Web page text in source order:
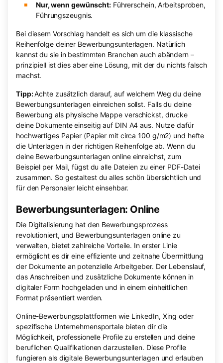
Nur, wenn gewünscht:Führerschein, Arbeitsproben,
Führungszeugnis.
Bei diesem Vorschlag handelt es sich um die klassische
Reihenfolge deiner Bewerbungsunterlagen. Natürlich
kannst du sie in bestimmten Branchen auch abändern –
prinzipiell ist dies aber eine Lösung, mit der du nichts falsch
machst.
Tipp:Achte zusätzlich darauf, auf welchem Weg du deine
Bewerbungsunterlagen einreichen sollst. Falls du deine
Bewerbung als physische Mappe verschickst, drucke
deine Dokumente einseitig auf DIN A4 aus. Nutze dafür
hochwertiges Papier (Papier mit circa 100 g/m2) und hefte
die Unterlagen in der richtigen Reihenfolge ab. Wenn du
deine Bewerbungsunterlagen online einreichst, zum
Beispiel per Mail, fügst du alle Dateien zu einer PDF-Datei
zusammen. So gestaltest du alles schön übersichtlich und
für den Personaler leicht einsehbar.
Bewerbungsunterlagen: Online
Die Digitalisierung hat den Bewerbungsprozess
revolutioniert, und Bewerbungsunterlagen online zu
verwalten, bietet zahlreiche Vorteile. In erster Linie
ermöglicht es dir eine effiziente und zeitnahe Übermittlung
der Dokumente an potenzielle Arbeitgeber. Der Lebenslauf,
das Anschreiben und zusätzliche Dokumente können in
digitaler Form hochgeladen und in einem einheitlichen
Format präsentiert werden.
Online-Bewerbungsplattformen wie LinkedIn, Xing oder
spezifische Unternehmensportale bieten dir die
Möglichkeit, professionelle Profile zu erstellen und deine
beruflichen Qualifikationen darzustellen. Diese Profile
fungieren als digitale Bewerbungsunterlagen und erlauben